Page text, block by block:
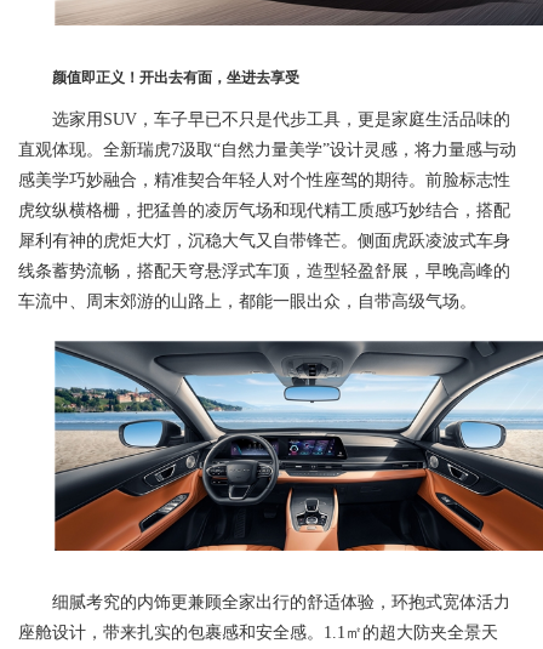
颜值即正义！开出去有面，坐进去享受
选家用SUV，车子早已不只是代步工具，更是家庭生活品味的
直观体现。全新瑞虎7汲取“自然力量美学”设计灵感，将力量感与动
感美学巧妙融合，精准契合年轻人对个性座驾的期待。前脸标志性
虎纹纵横格栅，把猛兽的凌厉气场和现代精工质感巧妙结合，搭配
犀利有神的虎炬大灯，沉稳大气又自带锋芒。侧面虎跃凌波式车身
线条蓄势流畅，搭配天穹悬浮式车顶，造型轻盈舒展，早晚高峰的
车流中、周末郊游的山路上，都能一眼出众，自带高级气场。
细腻考究的内饰更兼顾全家出行的舒适体验，环抱式宽体活力
座舱设计，带来扎实的包裹感和安全感。1.1㎡的超大防夹全景天